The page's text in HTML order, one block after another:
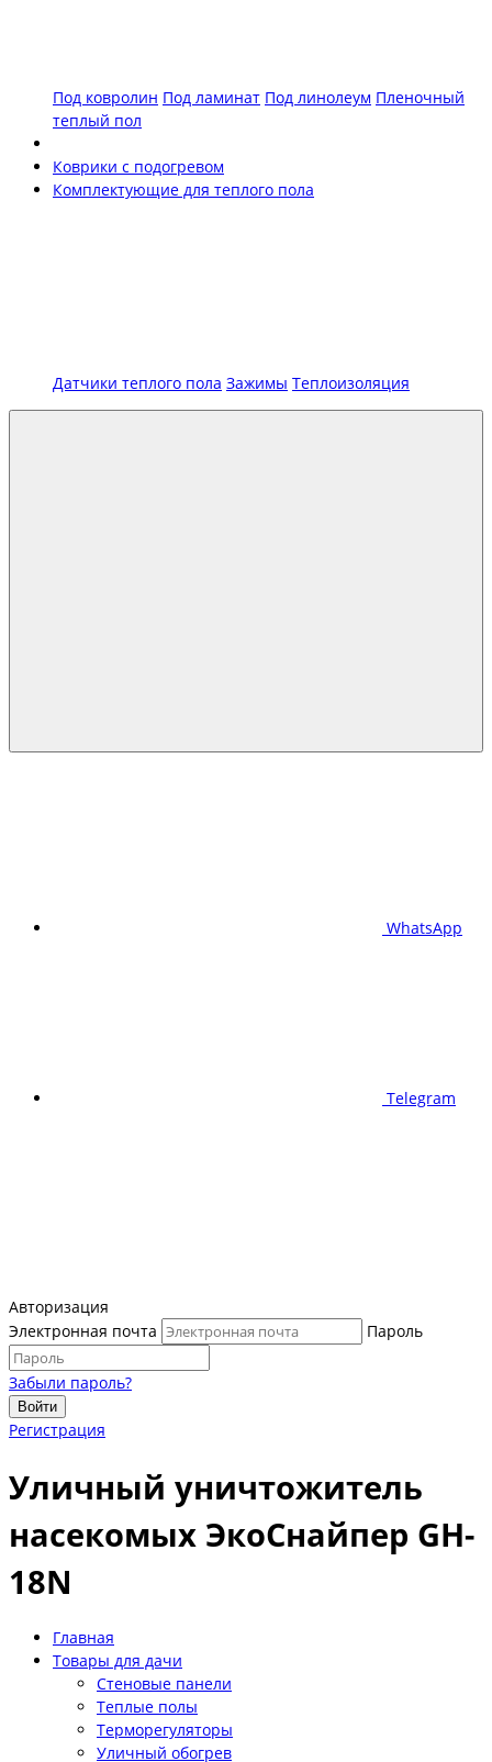
Под ковролин Под ламинат Под линолеум Пленочный
теплый пол
Коврики с подогревом
Комплектующие для теплого пола
Датчики теплого пола Зажимы Теплоизоляция
WhatsApp
Telegram
Авторизация
Электронная почта
Пароль
Забыли пароль?
Войти
Регистрация
Уличный уничтожитель
насекомых ЭкоСнайпер GH-
18N
Главная
Товары для дачи
Стеновые панели
Теплые полы
Терморегуляторы
Уличный обогрев